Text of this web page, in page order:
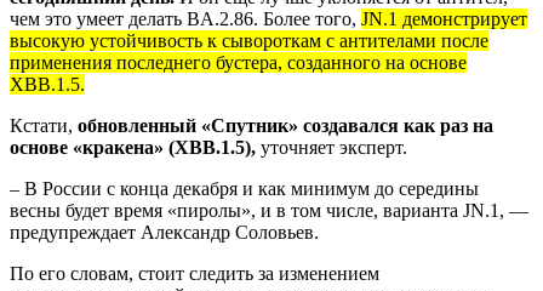
чем это умеет делать BA.2.86. Более того, JN.1 демонстрирует
высокую устойчивость к сывороткам с антителами после
применения последнего бустера, созданного на основе
XBB.1.5.
Кстати, обновленный «Спутник» создавался как раз на
основе «кракена» (XBB.1.5), уточняет эксперт.
– В России с конца декабря и как минимум до середины
весны будет время «пиролы», и в том числе, варианта JN.1, —
предупреждает Александр Соловьев.
По его словам, стоит следить за изменением